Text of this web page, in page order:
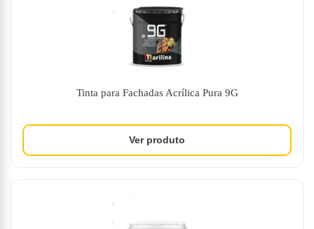
Tinta para Fachadas Acrílica Pura 9G